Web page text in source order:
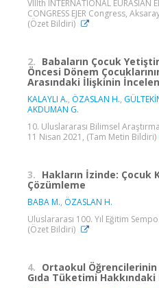
VIIIth INTERNATIONAL EURASIAN
CONGRESS EJER Congress,
(Özet Bildiri)
2. Babaların Çocuk
Öncesi Dönem
Arasındaki İlişkinin
KALAYLI A., ÖZASLAN H.,
AKDUMAN G.
10. Uluslararası Bilimsel
11 Nisan 2021, (Tam Metin Bildiri)
3. Hakların İzinde: Çocuk
Çözümleme
BABA M., ÖZASLAN H.
Uluslararası 100. Yıl Eğitim
(Özet Bildiri)
4. Ortaokul
Gıda Tüketimi Hakkındaki